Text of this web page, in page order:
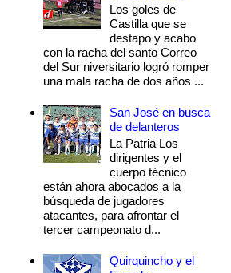
Los goles de
Castilla que se
destapo y acabo
con la racha del santo Correo
del Sur niversitario logró romper
una mala racha de dos años ...
San José en busca
de delanteros
La Patria Los
dirigentes y el
cuerpo técnico
están ahora abocados a la
búsqueda de jugadores
atacantes, para afrontar el
tercer campeonato d...
Quirquincho y el